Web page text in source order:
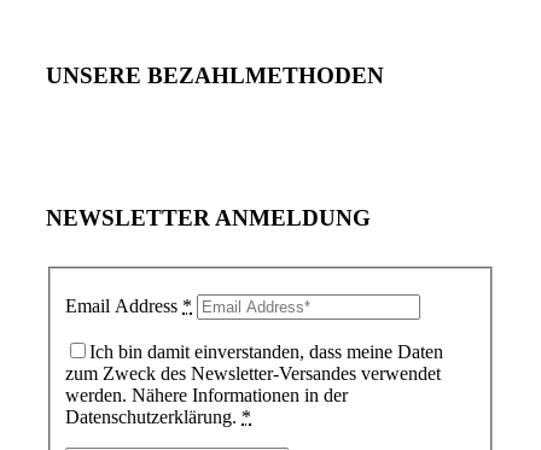
UNSERE BEZAHLMETHODEN
NEWSLETTER ANMELDUNG
Email Address *
Ich bin damit einverstanden, dass meine Daten
zum Zweck des Newsletter-Versandes verwendet
werden. Nähere Informationen in der
Datenschutzerklärung. *